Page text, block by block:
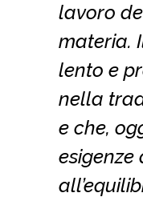
lavoro
materia.
lento e
nella
e che,